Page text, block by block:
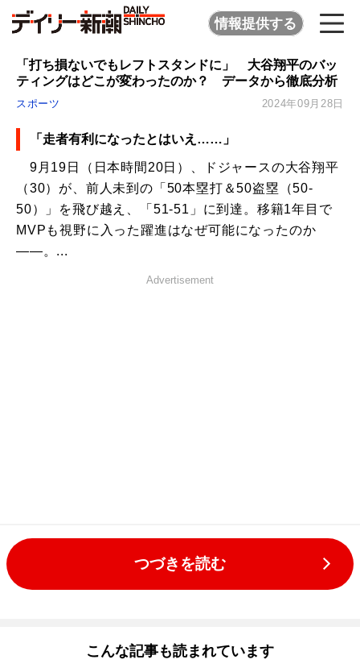
情報提供する
「打ち損ないでもレフトスタンドに」 大谷翔平のバッ
ティングはどこが変わったのか？ データから徹底分析
スポーツ 2024年09月28日
「走者有利になったとはいえ……」
9月19日（日本時間20日）、ドジャースの大谷翔平
（30）が、前人未到の「50本塁打＆50盗塁（50-
50）」を飛び越え、「51-51」に到達。移籍1年目で
MVPも視野に入った躍進はなぜ可能になったのか
――。...
Advertisement
つづきを読む
こんな記事も読まれています